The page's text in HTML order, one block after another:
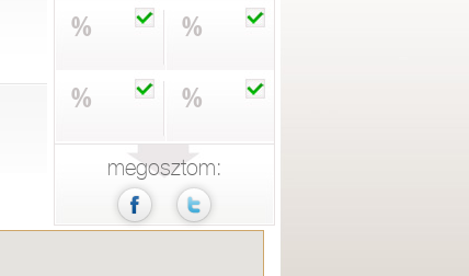
%
%
%
%
megosztom: